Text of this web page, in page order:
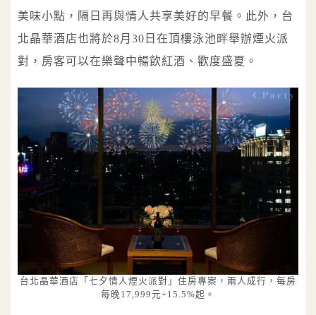
美味小點，隔日再與情人共享美好的早餐。此外，台
北晶華酒店也將於8月30日在頂樓泳池畔舉辦煙火派
對，房客可以在樂聲中暢飲紅酒、歡度盛夏。
台北晶華酒店「七夕情人煙火派對」住房專案，兩人成行，每房
每晚17,999元+15.5%起。